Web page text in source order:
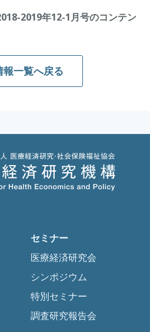
2019年12-1月号のコンテン
報一覧へ戻る
セミナー
医療経済研究会
シンポジウム
特別セミナー
調査研究報告会